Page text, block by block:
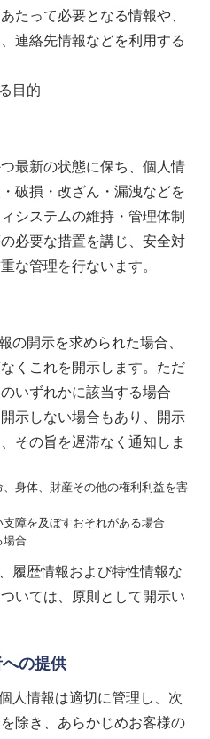
たって必要となる情報や、
連絡先情報などを利用する
目的
最新の状態に保ち、個人情
破損・改ざん・漏洩などを
システムの維持・管理体制
必要な措置を講じ、安全対
な管理を行ないます。
の開示を求められた場合、
くこれを開示します。ただ
いずれかに該当する場合
示しない場合もあり、開示
その旨を遅滞なく通知しま
身体、財産その他の権利利益を害
障を及ぼすおそれがある場合
場合
履歴情報および特性情報な
いては、原則として開示い
の提供
人情報は適切に管理し、次
除き、あらかじめお客様の